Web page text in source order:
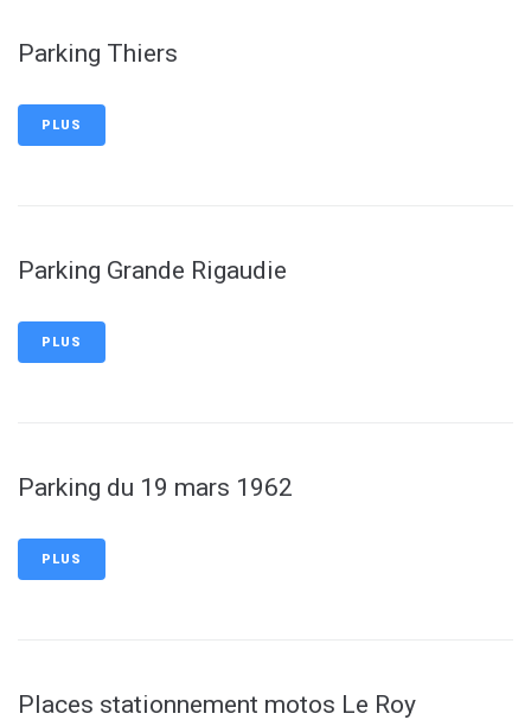
Parking Thiers
PLUS
Parking Grande Rigaudie
PLUS
Parking du 19 mars 1962
PLUS
Places stationnement motos Le Roy